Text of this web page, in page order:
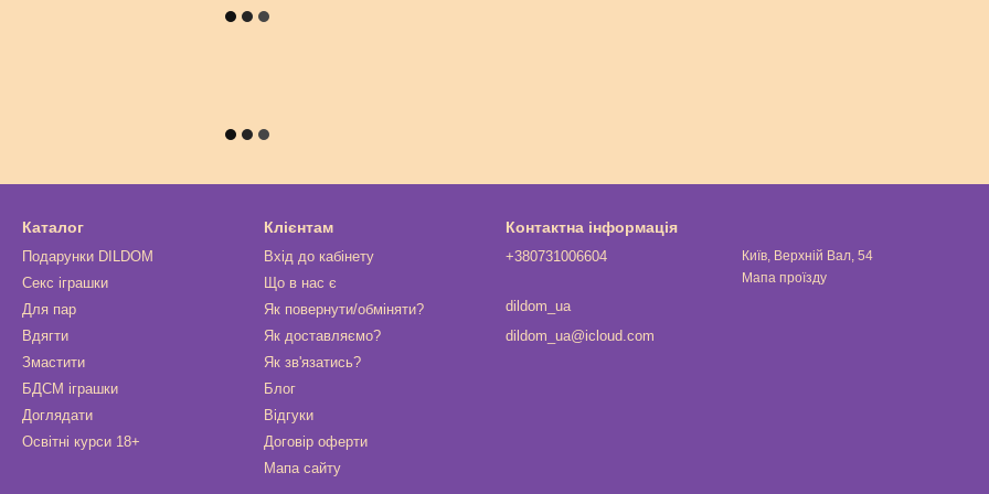
Каталог
Подарунки DILDOM
Секс іграшки
Для пар
Вдягти
Змастити
БДСМ іграшки
Доглядати
Освітні курси 18+
Клієнтам
Вхід до кабінету
Що в нас є
Як повернути/обміняти?
Як доставляємо?
Як зв'язатись?
Блог
Відгуки
Договір оферти
Мапа сайту
Контактна інформація
+380731006604
dildom_ua
dildom_ua@icloud.com
Київ, Верхній Вал, 54
Мапа проїзду